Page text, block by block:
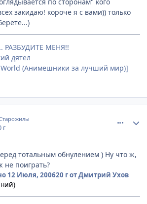
по сторонам" кого
закидаю! короче я с вами)) только
РАЗБУДИТЕ МЕНЯ!!
дятел
(Анимешники за лучший мир)]
г
тотальным обнулением ) Ну что ж,
не поиграть?
12 Июля, 200620 гот Дмитрий Ухов